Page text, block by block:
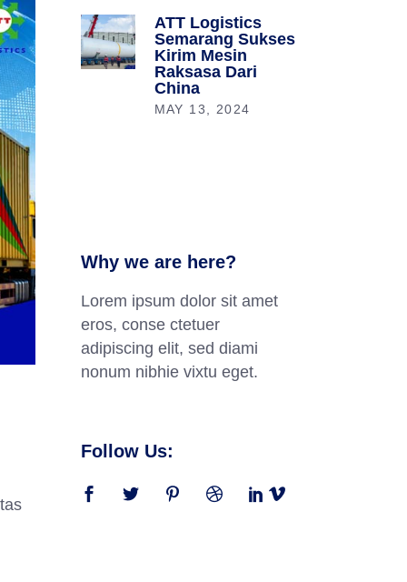
ATT Logistics
Semarang Sukses
Kirim Mesin
Raksasa Dari
China
MAY 13, 2024
Why we are here?
Lorem ipsum dolor sit amet
eros, conse ctetuer
adipiscing elit, sed diami
nonum nibhie vixtu eget.
Follow Us: